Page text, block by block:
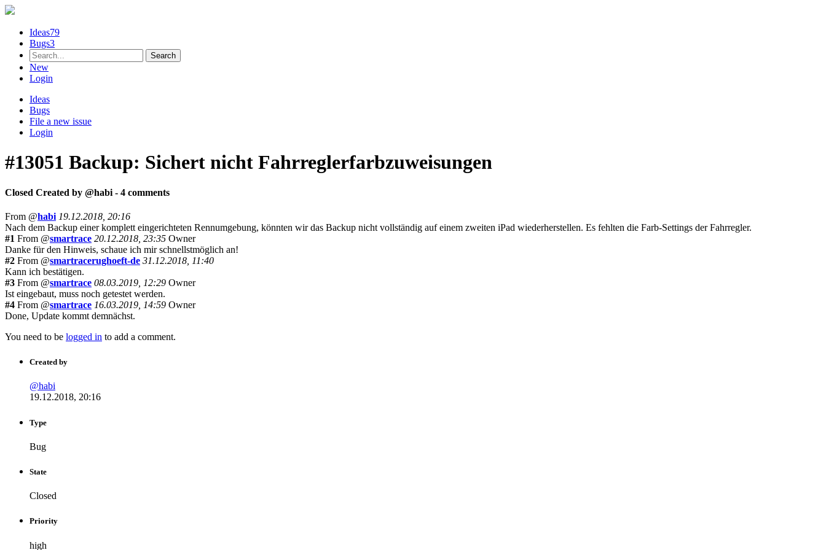
Ideas79
Bugs3
New
Login
Ideas
Bugs
File a new issue
Login
#13051 Backup: Sichert nicht Fahrreglerfarbzuweisungen
Closed Created by @habi - 4 comments
From @habi 19.12.2018, 20:16
Nach dem Backup einer komplett eingerichteten Rennumgebung, könnten wir das Backup nicht vollständig auf einem zweiten iPad wiederherstellen. Es fehlten die Farb-Settings der Fahrregler.
#1 From @smartrace 20.12.2018, 23:35 Owner
Danke für den Hinweis, schaue ich mir schnellstmöglich an!
#2 From @smartracerughoeft-de 31.12.2018, 11:40
Kann ich bestätigen.
#3 From @smartrace 08.03.2019, 12:29 Owner
Ist eingebaut, muss noch getestet werden.
#4 From @smartrace 16.03.2019, 14:59 Owner
Done, Update kommt demnächst.
You need to be logged in to add a comment.
Created by
@habi
19.12.2018, 20:16
Type
Bug
State
Closed
Priority
high